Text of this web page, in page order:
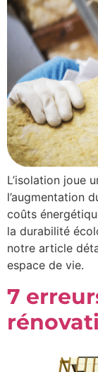
L’isolation joue
l’augmentation
coûts
la durabilité
notre article
espace de vie.
7